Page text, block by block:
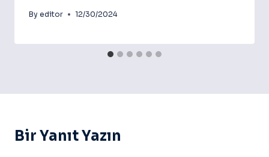
By editor 12/30/2024
Bir Yanıt Yazın